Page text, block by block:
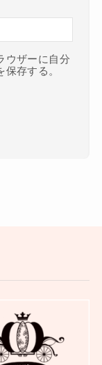
ウザーに自分
存する。